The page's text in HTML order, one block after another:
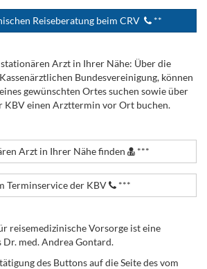
Reiseberatung beim CRV **
Arzt in Ihrer Nähe: Über die
Bundesvereinigung, können
gewünschten Ortes suchen sowie über
KBV einen Arzttermin vor Ort buchen.
Arzt in Ihrer Nähe finden ***
Terminservice der KBV ***
Vorsorge ist eine
med. Andrea Gontard.
des Buttons auf die Seite des vom